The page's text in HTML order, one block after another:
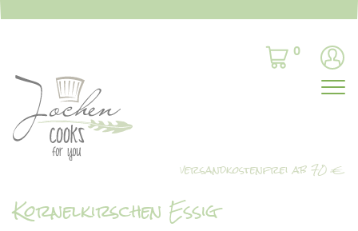
0
Kornelkirschen Essig